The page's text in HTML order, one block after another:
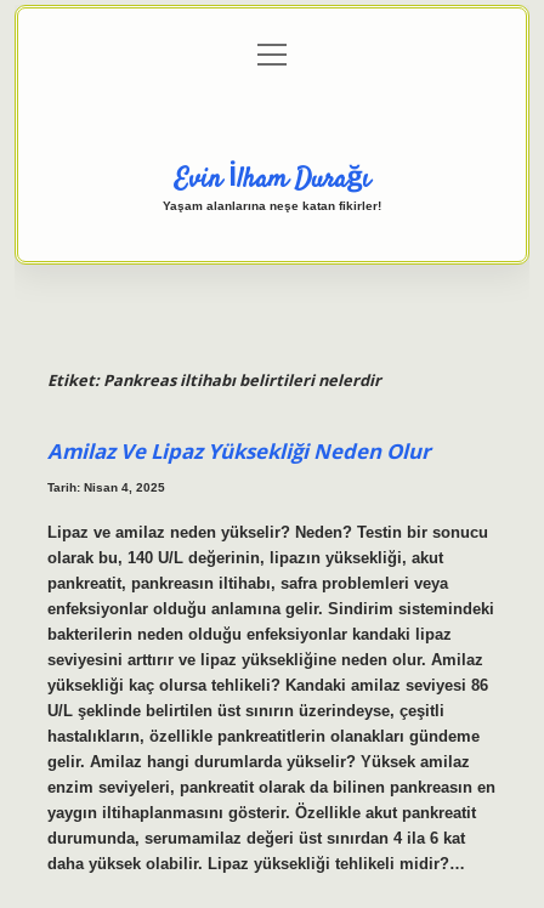
Gizlilik Politikası
menüyü
aç
Evin İlham Durağı
Yaşam alanlarına neşe katan fikirler!
Etiket:Pankreas iltihabı belirtileri nelerdir
Amilaz Ve Lipaz Yüksekliği Neden Olur
Tarih: Nisan 4, 2025
Lipaz ve amilaz neden yükselir? Neden? Testin bir sonucu
olarak bu, 140 U/L değerinin, lipazın yüksekliği, akut
pankreatit, pankreasın iltihabı, safra problemleri veya
enfeksiyonlar olduğu anlamına gelir. Sindirim sistemindeki
bakterilerin neden olduğu enfeksiyonlar kandaki lipaz
seviyesini arttırır ve lipaz yüksekliğine neden olur. Amilaz
yüksekliği kaç olursa tehlikeli? Kandaki amilaz seviyesi 86
U/L şeklinde belirtilen üst sınırın üzerindeyse, çeşitli
hastalıkların, özellikle pankreatitlerin olanakları gündeme
gelir. Amilaz hangi durumlarda yükselir? Yüksek amilaz
enzim seviyeleri, pankreatit olarak da bilinen pankreasın en
yaygın iltihaplanmasını gösterir. Özellikle akut pankreatit
durumunda, serumamilaz değeri üst sınırdan 4 ila 6 kat
daha yüksek olabilir. Lipaz yüksekliği tehlikeli midir?…